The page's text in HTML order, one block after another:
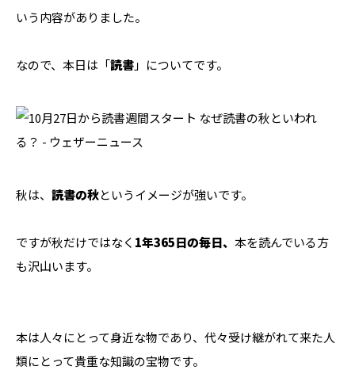
いう内容がありました。
なので、本日は「読書」についてです。
秋は、 読書の秋というイメージが強いです。
ですが秋だけではなく 1年365日の毎日、 本を読んでいる方
も沢山います。
本は人々にとって身近な物であり、代々受け継がれて来た人
類にとって貴重な知識の宝物です。